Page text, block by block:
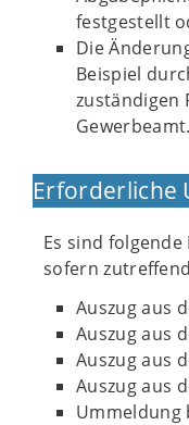
festgestellt
Die
Beispiel
zuständigen
Gewerbeamt.
Erforderliche
Es sind
sofern
Auszug aus
Auszug aus
Auszug aus
Auszug aus
Ummeldung